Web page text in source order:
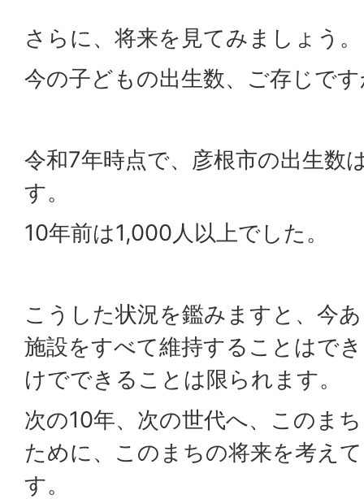
さらに、将来を見てみましょう。
今の子どもの出生数、ご存じで
令和7年時点で、彦根市の出生数
す。
10年前は1,000人以上でした。
こうした状況を鑑みますと、今
施設をすべて維持することはで
けでできることは限られます。
次の10年、次の世代へ、このま
ために、このまちの将来を考え
す。